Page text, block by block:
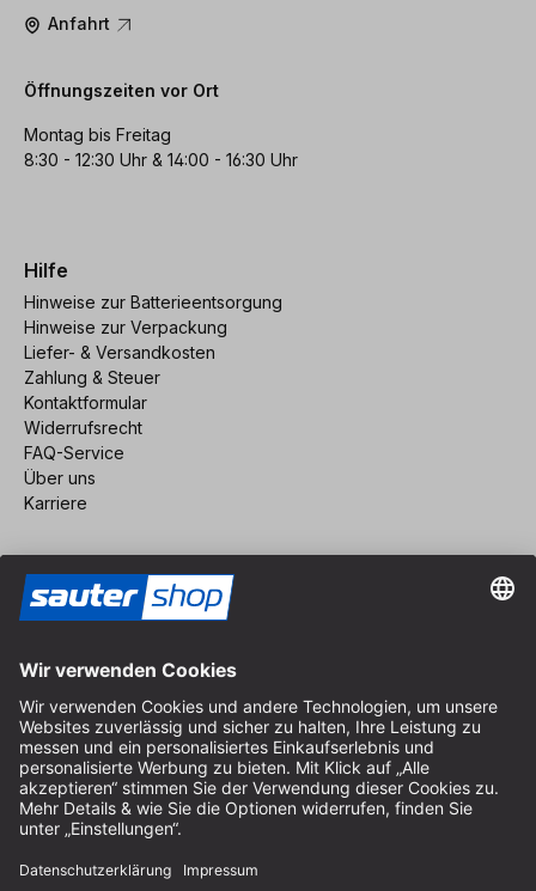
Anfahrt
Öffnungszeiten vor Ort
Montag bis Freitag
8:30 - 12:30 Uhr & 14:00 - 16:30 Uhr
Hilfe
Hinweise zur Batterieentsorgung
Hinweise zur Verpackung
Liefer- & Versandkosten
Zahlung & Steuer
Kontaktformular
Widerrufsrecht
FAQ-Service
Über uns
Karriere
Impressum
AGB
Datenschutz
Cookie-Einstellungen
© 2026 sauter GmbH